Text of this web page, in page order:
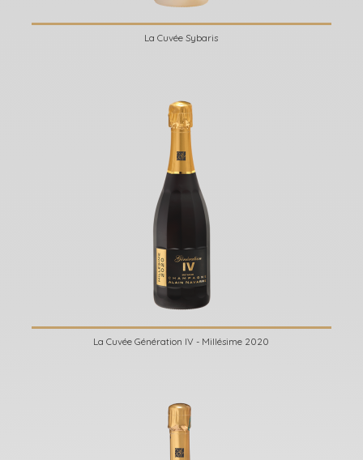
La Cuvée Sybaris
La Cuvée Génération IV - Millésime 2020